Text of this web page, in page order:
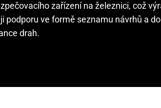
zařízení na železnici, což
podporu ve formě seznamu návrhů a
drah.